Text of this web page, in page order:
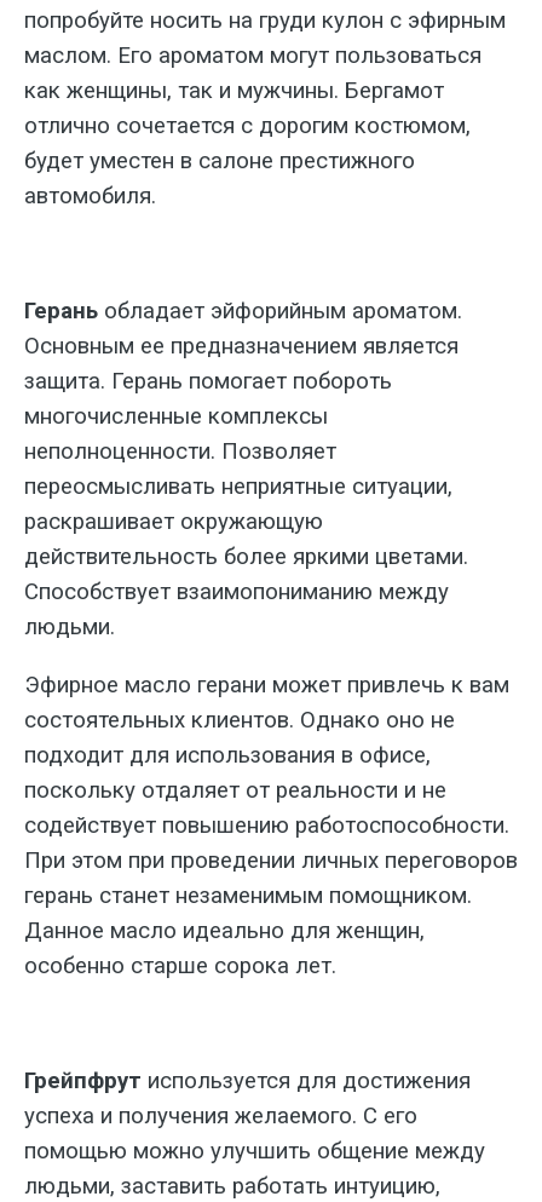
попробуйте носить на груди кулон с эфирным
маслом. Его ароматом могут пользоваться
как женщины, так и мужчины. Бергамот
отлично сочетается с дорогим костюмом,
будет уместен в салоне престижного
автомобиля.
Герань обладает эйфорийным ароматом.
Основным ее предназначением является
защита. Герань помогает побороть
многочисленные комплексы
неполноценности. Позволяет
переосмысливать неприятные ситуации,
раскрашивает окружающую
действительность более яркими цветами.
Способствует взаимопониманию между
людьми.
Эфирное масло герани может привлечь к вам
состоятельных клиентов. Однако оно не
подходит для использования в офисе,
поскольку отдаляет от реальности и не
содействует повышению работоспособности.
При этом при проведении личных переговоров
герань станет незаменимым помощником.
Данное масло идеально для женщин,
особенно старше сорока лет.
Грейпфрут используется для достижения
успеха и получения желаемого. С его
помощью можно улучшить общение между
людьми, заставить работать интуицию,